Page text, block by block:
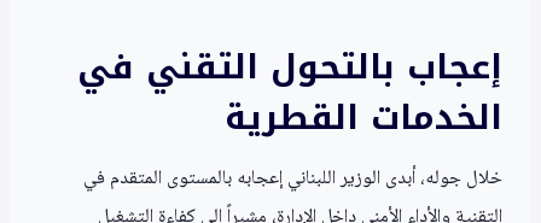
إعجاب بالتحول التقني في
الخدمات القطرية
خلال جوله، أبدى الوزير اللبناني إعجابه بالمستوى المتقدم في